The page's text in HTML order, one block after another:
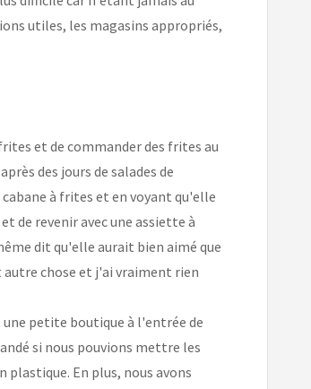
utiles, les magasins appropriés,
et de commander des frites au
des jours de salades de
à frites et en voyant qu'elle
de revenir avec une assiette à
dit qu'elle aurait bien aimé que
chose et j'ai vraiment rien
petite boutique à l'entrée de
si nous pouvions mettre les
En plus, nous avons